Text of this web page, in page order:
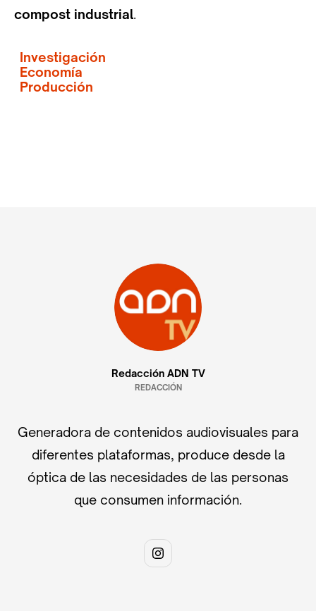
compost industrial.
Investigación
Economía
Producción
Redacción ADN TV
REDACCIÓN
Generadora de contenidos audiovisuales para
diferentes plataformas, produce desde la
óptica de las necesidades de las personas
que consumen información.